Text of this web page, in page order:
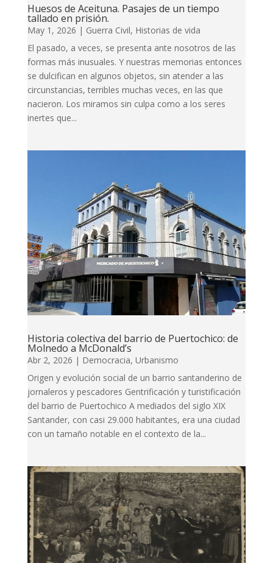
Huesos de Aceituna. Pasajes de un tiempo
tallado en prisión.
May 1, 2026 | Guerra Civil, Historias de vida
El pasado, a veces, se presenta ante nosotros de las
formas más inusuales. Y nuestras memorias entonces
se dulcifican en algunos objetos, sin atender a las
circunstancias, terribles muchas veces, en las que
nacieron. Los miramos sin culpa como a los seres
inertes que...
Historia colectiva del barrio de Puertochico: de
Molnedo a McDonald’s
Abr 2, 2026 | Democracia, Urbanismo
Origen y evolución social de un barrio santanderino de
jornaleros y pescadores Gentrificación y turistificación
del barrio de Puertochico A mediados del siglo XIX
Santander, con casi 29.000 habitantes, era una ciudad
con un tamaño notable en el contexto de la...